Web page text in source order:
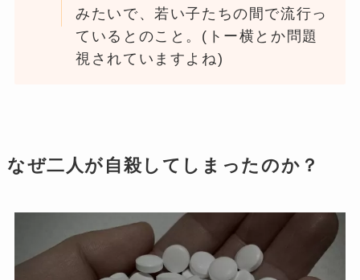
みたいで、若い子たちの間で流行っ
ているとのこと。(トー横とか問題
視されていますよね)
なぜ二人が自殺してしまったのか？